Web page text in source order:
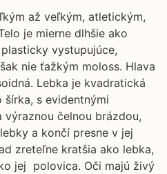
až veľkým, atletickým,
je mierne dlhšie ako
vystupujúce,
nie ťažkým moloss. Hlava
Lebka je kvadratická
s evidentnými
čelnou brázdou,
a končí presne v jej
zreteľne kratšia ako lebka,
jej polovica. Oči majú živý